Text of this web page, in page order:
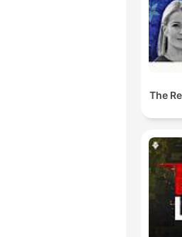
The